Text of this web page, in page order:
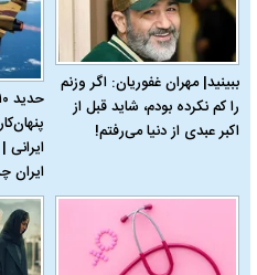
ببینید| مهران غفوریان: اگر وزنم
را کم نکرده بودم، شاید قبل از
اکبر عبدی از دنیا می‌رفتم!
ایرانی
ایران